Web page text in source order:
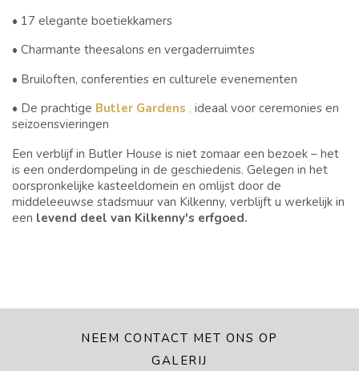
• 17 elegante boetiekkamers
• Charmante theesalons en vergaderruimtes
• Bruiloften, conferenties en culturele evenementen
• De prachtige Butler Gardens , ideaal voor ceremonies en
seizoensvieringen
Een verblijf in Butler House is niet zomaar een bezoek – het
is een onderdompeling in de geschiedenis. Gelegen in het
oorspronkelijke kasteeldomein en omlijst door de
middeleeuwse stadsmuur van Kilkenny, verblijft u werkelijk in
een levend deel van Kilkenny's erfgoed.
NEEM CONTACT MET ONS OP
GALERIJ